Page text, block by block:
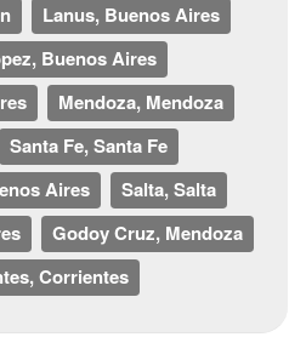
Lanus, Buenos Aires
Buenos Aires
Mendoza, Mendoza
Santa Fe, Santa Fe
Aires
Salta, Salta
Godoy Cruz, Mendoza
Corrientes